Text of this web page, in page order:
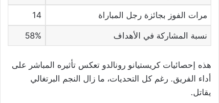
مرات الفوز بجائزة رجل المباراة 14
نسبة المشاركة في الأهداف 58%
هذه إحصائيات كريستيانو رونالدو تعكس تأثيره المباشر على
أداء الفريق. رغم كل التحديات، ما زال النجم البرتغالي
يقاتل.